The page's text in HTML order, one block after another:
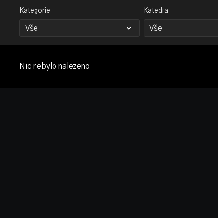
Kategorie Katedra
Nic nebylo nalezeno.